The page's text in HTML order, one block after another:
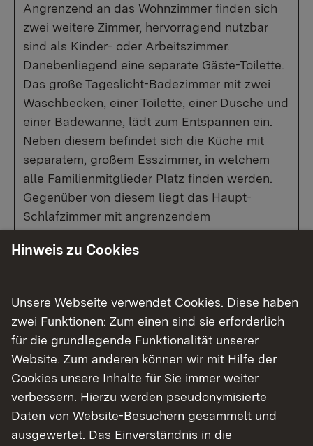
Angrenzend an das Wohnzimmer finden sich
zwei weitere Zimmer, hervorragend nutzbar
sind als Kinder- oder Arbeitszimmer.
Danebenliegend eine separate Gäste-Toilette.
Das große Tageslicht-Badezimmer mit zwei
Waschbecken, einer Toilette, einer Dusche und
einer Badewanne, lädt zum Entspannen ein.
Neben diesem befindet sich die Küche mit
separatem, großem Esszimmer, in welchem
alle Familienmitglieder Platz finden werden.
Gegenüber von diesem liegt das Haupt-
Schlafzimmer mit angrenzendem
leicht als Ankleidezimmer umfunktionieren
Im zweiten Obergeschoss warten weitere zwei
Wohnungen auf Ihre neuen Eigentümer.
Die erste Wohnung besteht aus 1,5-Zimmern.
Diese beinhalten ein Tageslicht-Bad mit
Dusche, Toilette und Handwaschbecken, eine
Küche mit Platz für eine große Ess-Ecke, ein
Abstellraum und ein großes Wohn- und
Schlafzimmer.
Hinweis zu Cookies
Unsere Webseite verwendet Cookies. Diese haben
zwei Funktionen: Zum einen sind sie erforderlich
für die grundlegende Funktionalität unserer
Website. Zum anderen können wir mit Hilfe der
Cookies unsere Inhalte für Sie immer weiter
verbessern. Hierzu werden pseudonymisierte
Daten von Website-Besuchern gesammelt und
ausgewertet. Das Einverständnis in die